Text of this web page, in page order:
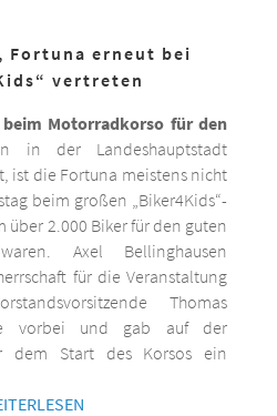
Fortuna erneut bei
vertreten
Motorradkorso für den
in der Landeshauptstadt
ist die Fortuna meistens nicht
beim großen „Biker4Kids“-
über 2.000 Biker für den guten
Axel Bellinghausen
für die Veranstaltung
Thomas
vorbei und gab auf der
dem Start des Korsos ein